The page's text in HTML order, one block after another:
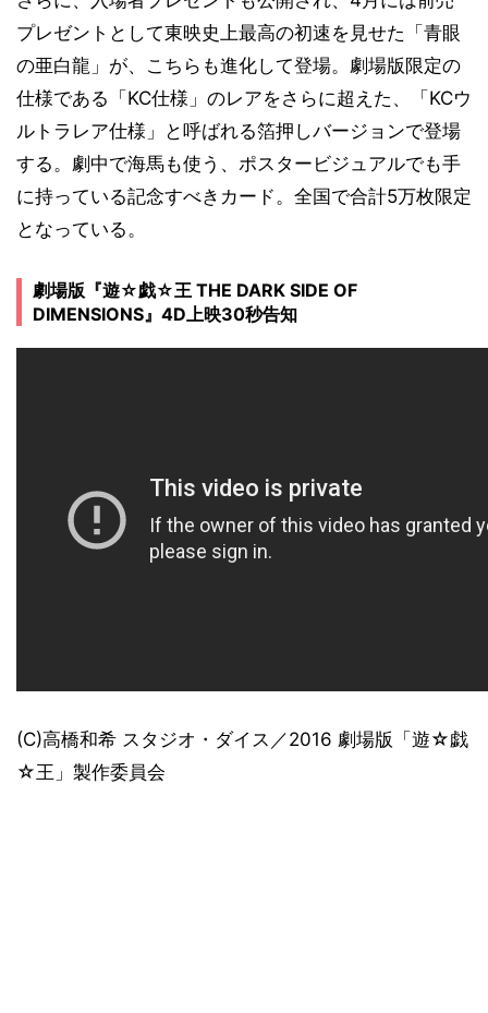
プレゼントとして東映史上最高の初速を見せた「青眼
の亜白龍」が、こちらも進化して登場。劇場版限定の
仕様である「KC仕様」のレアをさらに超えた、「KCウ
ルトラレア仕様」と呼ばれる箔押しバージョンで登場
する。劇中で海馬も使う、ポスタービジュアルでも手
に持っている記念すべきカード。全国で合計5万枚限定
となっている。
劇場版『遊☆戯☆王 THE DARK SIDE OF
DIMENSIONS』4D上映30秒告知
(C)高橋和希 スタジオ・ダイス／2016 劇場版「遊☆戯
☆王」製作委員会